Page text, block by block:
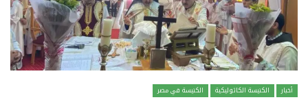
أخبار الكنيسة الكاثوليكية الكنيسة في مصر